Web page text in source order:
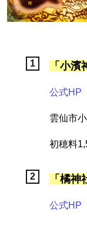
「小濱
公式HP
雲仙市
初穂料
「橘神
公式HP